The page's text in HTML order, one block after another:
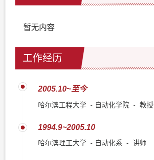
暂无内容
工作经历
2005.10~至今
哈尔滨工程大学 - 自动化学院 - 教授
1994.9~2005.10
哈尔滨理工大学 - 自动化系 - 讲师